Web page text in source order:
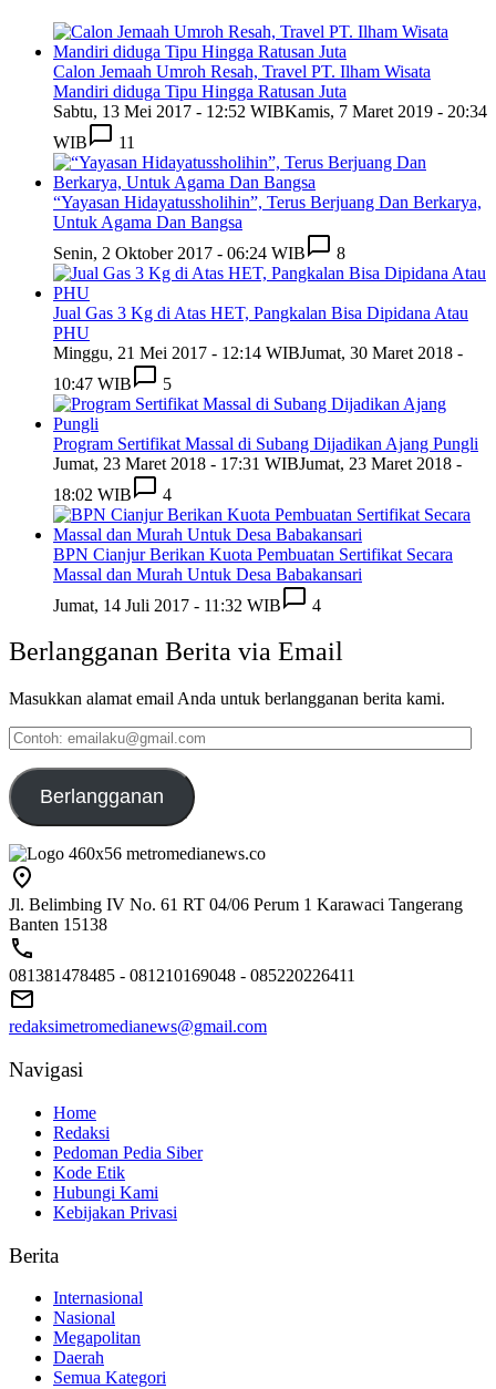
Calon Jemaah Umroh Resah, Travel PT. Ilham Wisata
Mandiri diduga Tipu Hingga Ratusan Juta
Sabtu, 13 Mei 2017 - 12:52 WIBKamis, 7 Maret 2019 - 20:34
WIB
11
“Yayasan Hidayatussholihin”, Terus Berjuang Dan Berkarya,
Untuk Agama Dan Bangsa
Senin, 2 Oktober 2017 - 06:24 WIB
8
Jual Gas 3 Kg di Atas HET, Pangkalan Bisa Dipidana Atau
PHU
Minggu, 21 Mei 2017 - 12:14 WIBJumat, 30 Maret 2018 -
10:47 WIB
5
Program Sertifikat Massal di Subang Dijadikan Ajang Pungli
Jumat, 23 Maret 2018 - 17:31 WIBJumat, 23 Maret 2018 -
18:02 WIB
4
BPN Cianjur Berikan Kuota Pembuatan Sertifikat Secara
Massal dan Murah Untuk Desa Babakansari
Jumat, 14 Juli 2017 - 11:32 WIB
4
Berlangganan Berita via Email
Masukkan alamat email Anda untuk berlangganan berita kami.
Contoh:
emailaku@gmail.com
Berlangganan
Jl. Belimbing IV No. 61 RT 04/06 Perum 1 Karawaci Tangerang
Banten 15138
081381478485 - 081210169048 - 085220226411
redaksimetromedianews@gmail.com
Navigasi
Home
Redaksi
Pedoman Pedia Siber
Kode Etik
Hubungi Kami
Kebijakan Privasi
Berita
Internasional
Nasional
Megapolitan
Daerah
Semua Kategori